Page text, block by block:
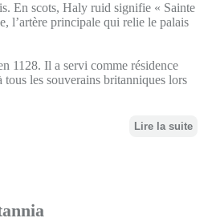
En scots, Haly ruid signifie « Sainte
l’artère principale qui relie le palais
1128. Il a servi comme résidence
les souverains britanniques lors
Lire la suite